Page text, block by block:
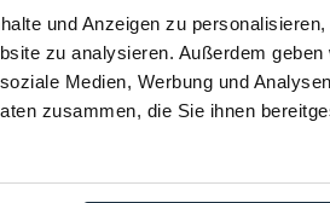
und Anzeigen zu
zu analysieren. Außerdem
Medien, Werbung und
zusammen, die Sie ihnen